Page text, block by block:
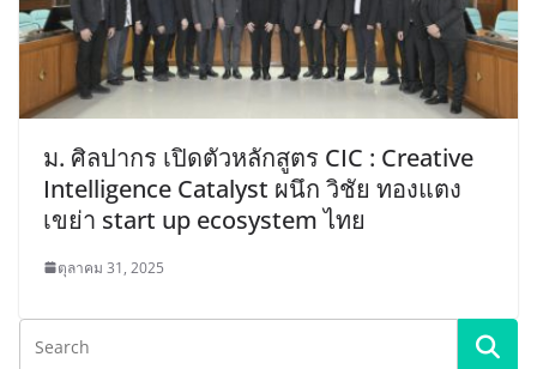
ม. ศิลปากร เปิดตัวหลักสูตร CIC : Creative
Intelligence Catalyst ผนึก วิชัย ทองแตง
เขย่า start up ecosystem ไทย
ตุลาคม 31, 2025